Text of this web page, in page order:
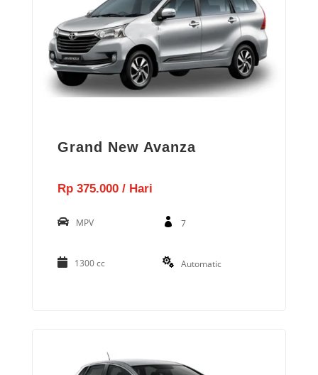
Grand New Avanza
Rp 375.000 / Hari
MPV 7
1300 cc Automatic